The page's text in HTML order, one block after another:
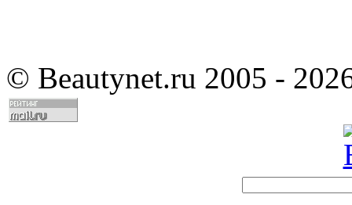
© Beautynet.ru 2005 -